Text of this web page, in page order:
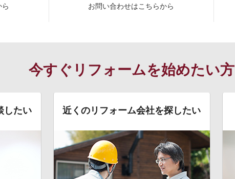
お問い合わせはこちらから
今すぐリフォームを始めたい方
したい 近くのリフォーム会社を探したい